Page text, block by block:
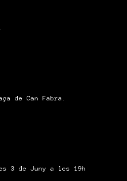
de Can Fabra.
3 de Juny a les 19h